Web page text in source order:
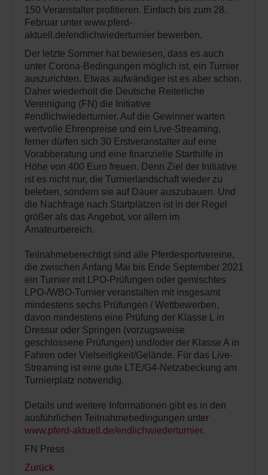
150 Veranstalter profitieren. Einfach bis zum 28.
Februar unter www.pferd-
aktuell.de/endlichwiederturnier bewerben.
Der letzte Sommer hat bewiesen, dass es auch
unter Corona-Bedingungen möglich ist, ein Turnier
auszurichten. Etwas aufwändiger ist es aber schon.
Daher wiederholt die Deutsche Reiterliche
Vereinigung (FN) die Initiative
#endlichwiederturnier. Auf die Gewinner warten
wertvolle Ehrenpreise und ein Live-Streaming,
ferner dürfen sich 30 Erstveranstalter auf eine
Vorabberatung und eine finanzielle Starthilfe in
Höhe von 400 Euro freuen. Denn Ziel der Initiative
ist es nicht nur, die Turnierlandschaft wieder zu
beleben, sondern sie auf Dauer auszubauen. Und
die Nachfrage nach Startplätzen ist in der Regel
größer als das Angebot, vor allem im
Amateurbereich.
Teilnahmeberechtigt sind alle Pferdesportvereine,
die zwischen Anfang Mai bis Ende September 2021
ein Turnier mit LPO-Prüfungen oder gemischtes
LPO-/WBO-Turnier veranstalten mit insgesamt
mindestens sechs Prüfungen / Wettbewerben,
davon mindestens eine Prüfung der Klasse L in
Dressur oder Springen (vorzugsweise
geschlossene Prüfungen) und/oder der Klasse A in
Fahren oder Vielseitigkeit/Gelände. Für das Live-
Streaming ist eine gute LTE/G4-Netzabeckung am
Turnierplatz notwendig.
Details und weitere Informationen gibt es in den
ausführlichen Teilnahmebedingungen unter
www.pferd-aktuell.de/endlichwiederturnier.
FN Press
Zurück